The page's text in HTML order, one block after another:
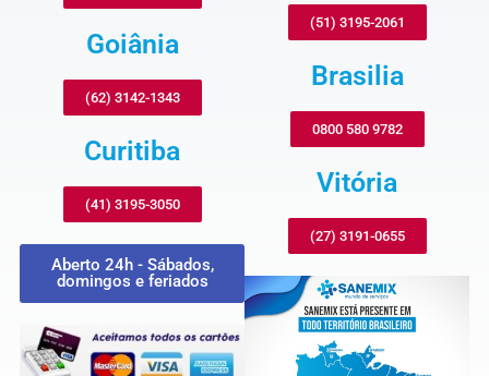
Goiânia
(62) 3142-1343
Curitiba
(41) 3195-3050
Aberto 24h - Sábados,
domingos e feriados
(51) 3195-2061
Brasilia
0800 580 9782
Vitória
(27) 3191-0655